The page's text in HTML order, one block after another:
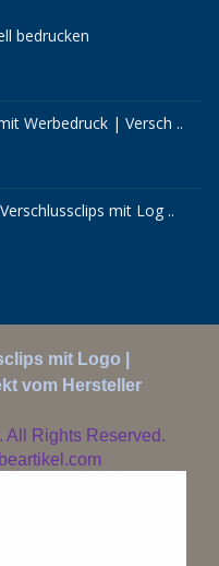
bedrucken
Werbedruck | Versch ..
mit Log ..
mit Logo |
vom Hersteller
All Rights Reserved.